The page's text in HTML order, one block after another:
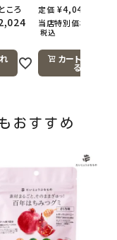
ころ 定価 ¥4,048
当店特別価格
税込
カートに入れ
る
おすすめ